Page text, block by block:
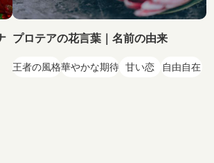
プロテアの花言葉｜名前の由来
王者の風格華やかな期待 甘い恋 自由自在